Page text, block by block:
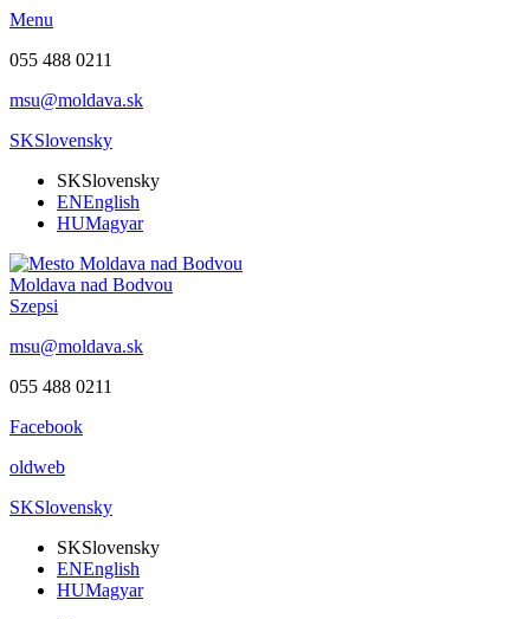
Menu
055 488 0211
msu@moldava.sk
SKSlovensky
SKSlovensky
ENEnglish
HUMagyar
Moldava nad Bodvou
Szepsi
msu@moldava.sk
055 488 0211
Facebook
oldweb
SKSlovensky
SKSlovensky
ENEnglish
HUMagyar